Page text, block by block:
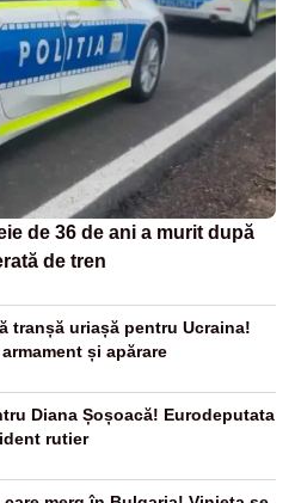
de 36 de ani a murit după
de tren
tranșă uriașă pentru Ucraina!
și apărare
Diana Șoșoacă! Eurodeputata
rutier